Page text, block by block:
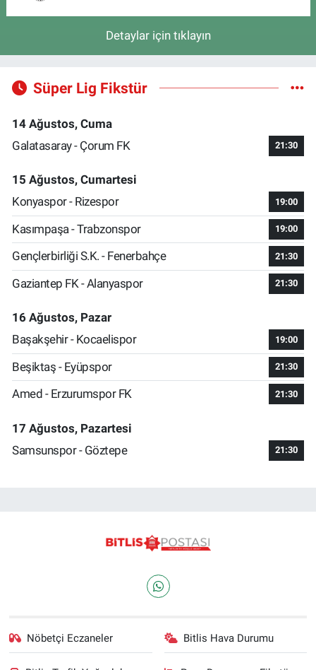
Detaylar için tıklayın
Süper Lig Fikstür
14 Ağustos, Cuma
Galatasaray - Çorum FK
21:30
15 Ağustos, Cumartesi
Konyaspor - Rizespor
19:00
Kasımpaşa - Trabzonspor 19:00
Gençlerbirliği S.K. - Fenerbahçe 21:30
Gaziantep FK - Alanyaspor 21:30
16 Ağustos, Pazar
Başakşehir - Kocaelispor
19:00
Beşiktaş - Eyüpspor 21:30
Amed - Erzurumspor FK 21:30
17 Ağustos, Pazartesi
Samsunspor - Göztepe
21:30
Nöbetçi Eczaneler Bitlis Hava Durumu